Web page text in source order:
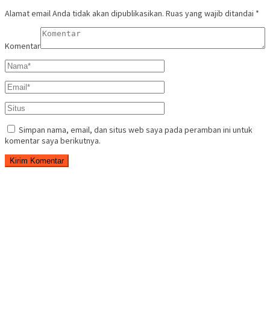
Alamat email Anda tidak akan dipublikasikan. Ruas yang wajib ditandai *
Komentar
Simpan nama, email, dan situs web saya pada peramban ini untuk
komentar saya berikutnya.